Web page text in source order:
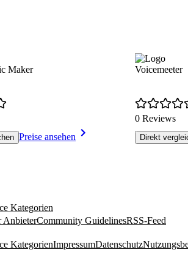
Maker
Preise ansehen
Voicemeeter
0 Reviews
Direkt
Kategorien
AnbieterCommunity GuidelinesRSS-Feed
KategorienImpressumDatenschutz